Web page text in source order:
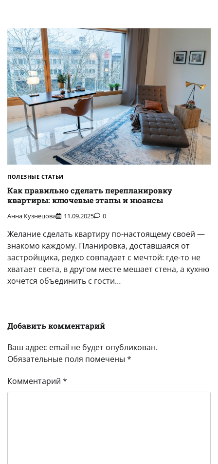
ПОЛЕЗНЫЕ СТАТЬИ
Как правильно сделать перепланировку
квартиры: ключевые этапы и нюансы
Анна Кузнецова 11.09.2025 0
Желание сделать квартиру по-настоящему своей —
знакомо каждому. Планировка, доставшаяся от
застройщика, редко совпадает с мечтой: где-то не
хватает света, в другом месте мешает стена, а кухню
хочется объединить с гости…
Добавить комментарий
Ваш адрес email не будет опубликован.
Обязательные поля помечены *
Комментарий *